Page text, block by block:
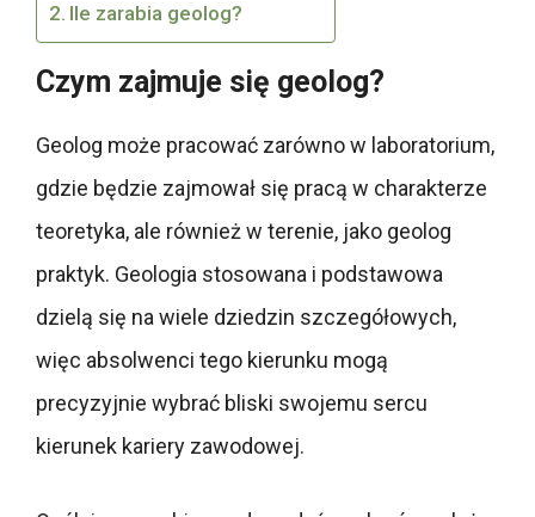
Ile zarabia geolog?
Czym zajmuje się geolog?
Geolog może pracować zarówno w laboratorium,
gdzie będzie zajmował się pracą w charakterze
teoretyka, ale również w terenie, jako geolog
praktyk. Geologia stosowana i podstawowa
dzielą się na wiele dziedzin szczegółowych,
więc absolwenci tego kierunku mogą
precyzyjnie wybrać bliski swojemu sercu
kierunek kariery zawodowej.